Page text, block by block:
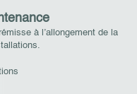
à l’allongement de la